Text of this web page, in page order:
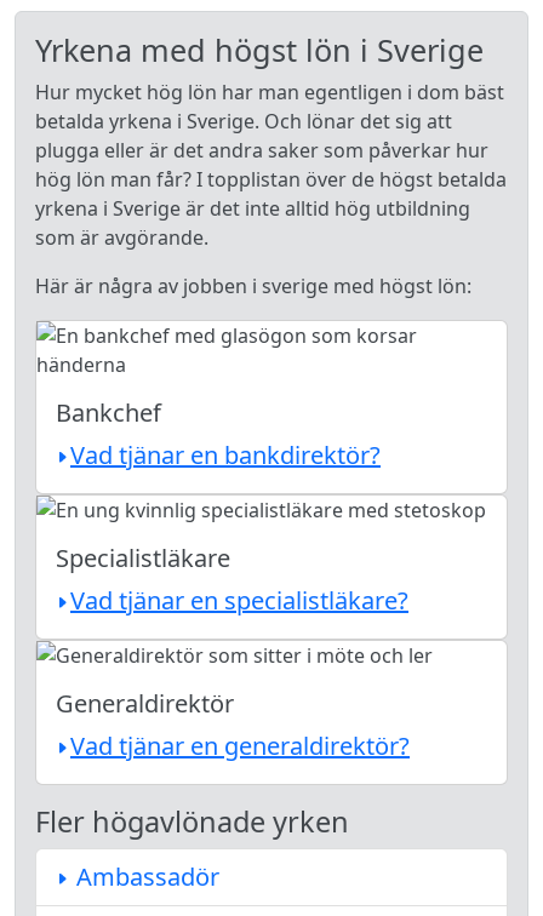
Yrkena med högst lön i Sverige
Hur mycket hög lön har man egentligen i dom bäst
betalda yrkena i Sverige. Och lönar det sig att
plugga eller är det andra saker som påverkar hur
hög lön man får? I topplistan över de högst betalda
yrkena i Sverige är det inte alltid hög utbildning
som är avgörande.
Här är några av jobben i sverige med högst lön:
Bankchef
Vad tjänar en bankdirektör?
Specialistläkare
Vad tjänar en specialistläkare?
Generaldirektör
Vad tjänar en generaldirektör?
Fler högavlönade yrken
Ambassadör